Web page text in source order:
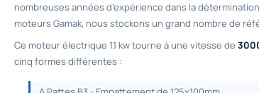
nombreuses années d’expérience dans la
moteurs Gamak, nous stockons un grand nombre de
Ce moteur électrique 1.1 kwtourne à une vitesse de
cinq formes différentes :